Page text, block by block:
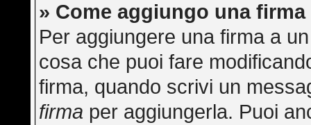
» Come aggiungo una
Per aggiungere una firma a
cosa che puoi fare
firma, quando scrivi un
firma per aggiungerla. Puoi